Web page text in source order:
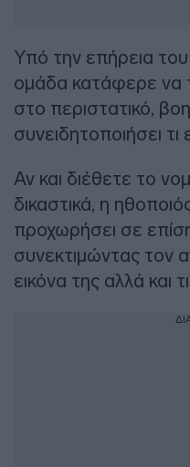
Υπό την επήρεια
ομάδα κατάφερε να
στο περιστατικό,
συνειδητοποιήσει τι
Αν και διέθετε το
δικαστικά, η
προχωρήσει σε
συνεκτιμώντας τον
εικόνα της αλλά και